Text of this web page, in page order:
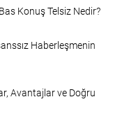
Konuş Telsiz Nedir?
Haberleşmenin
Avantajlar ve Doğru